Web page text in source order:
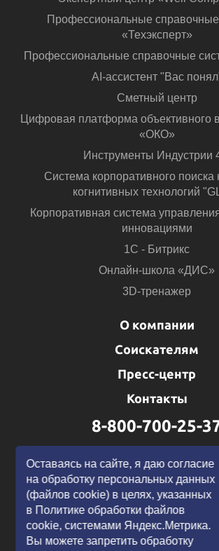
Профессиональные
«Техэксперт»
Профессиональные справочные
AI-ассистент "Вас
Сметный центр
Цифровая платформа объективного
«ОКО»
Инструменты Индустрии
Система корпоративного поиска
когнитивных технологий
Корпоративная система
инновациями
1С - Битрикс
Онлайн-школа «ДИС»
3D-тренажер
О компании
Соискателям
Пресс-центр
Контакты
8-800-700-25-
Оставаясь на сайте, я даю согласие
на обработку персональных данных
(файлов cookie) в целях, указанных
в Политике обработки файлов
cookie, системами Яндекс.Метрика.
Вы можете запретить обработку